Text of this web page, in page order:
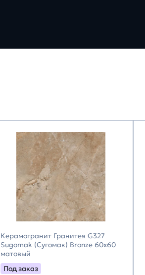
Керамогранит Гранитея G327
Sugomak (Сугомак) Bronze 60х60
матовый
Под заказ